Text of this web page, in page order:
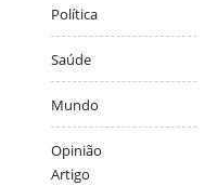
Política
Saúde
Mundo
Opinião
Artigo